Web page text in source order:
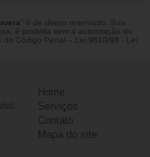
" é de direito reservado. Sua
é proibida sem a autorização do
do Código Penal –
Lei 9610/98 - Lei
Home
Serviços
Contato
Mapa do site